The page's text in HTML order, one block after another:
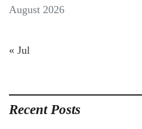
August 2026
« Jul
Recent Posts